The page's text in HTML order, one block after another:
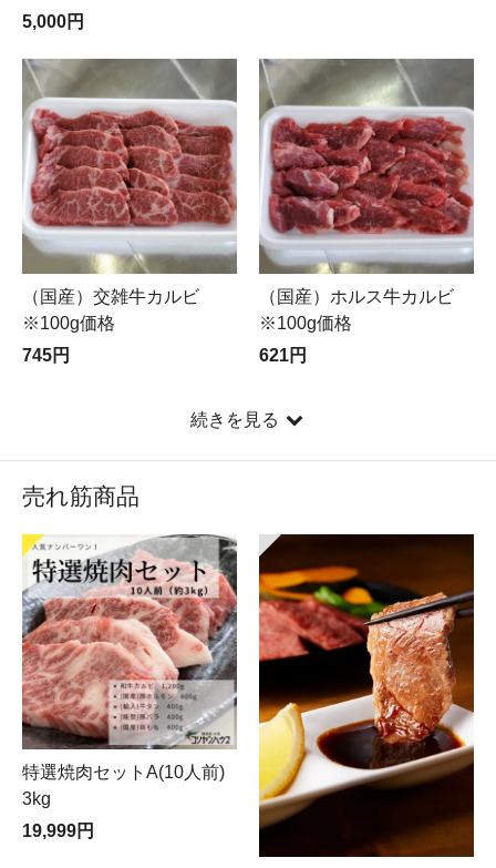
5,000円
（国産）交雑牛カルビ
※100g価格
745円
（国産）ホルス牛カルビ
※100g価格
621円
続きを見る
売れ筋商品
特選焼肉セットA(10人前)
3kg
19,999円